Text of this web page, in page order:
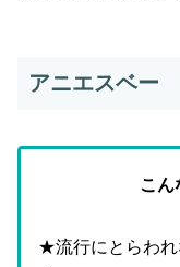
アニエスベー
こん
★流行にとらわれ